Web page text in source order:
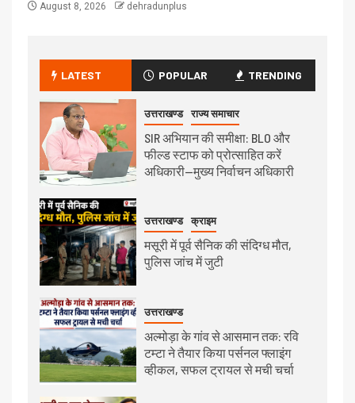
August 8, 2026 dehradunplus
LATEST POPULAR TRENDING
उत्तराखण्ड राज्य समाचार
SIR अभियान की समीक्षा: BLO और
फील्ड स्टाफ को प्रोत्साहित करें
अधिकारी—मुख्य निर्वाचन अधिकारी
उत्तराखण्ड क्राइम
मसूरी में पूर्व सैनिक की संदिग्ध मौत,
पुलिस जांच में जुटी
उत्तराखण्ड
अल्मोड़ा के गांव से आसमान तक: रवि
टम्टा ने तैयार किया पर्सनल फ्लाइंग
व्हीकल, सफल ट्रायल से मची चर्चा